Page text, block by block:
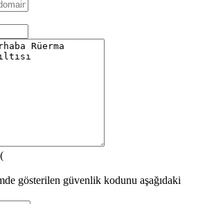
gösterilen güvenlik kodunu aşağıdaki